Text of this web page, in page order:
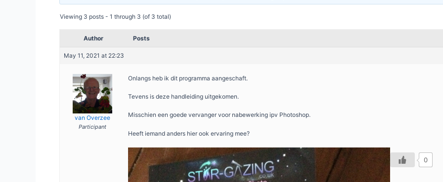
Viewing 3 posts - 1 through 3 (of 3 total)
Author Posts
May 11, 2021 at 22:23
van Overzee
Participant
Onlangs heb ik dit programma aangeschaft.
Tevens is deze handleiding uitgekomen.
Misschien een goede vervanger voor nabewerking ipv Photoshop.
Heeft iemand anders hier ook ervaring mee?
0